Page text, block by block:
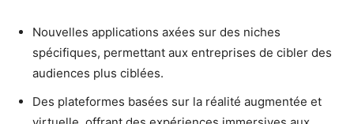
Nouvelles applications axées sur des niches
spécifiques, permettant aux entreprises de cibler des
audiences plus ciblées.
Des plateformes basées sur la réalité augmentée et